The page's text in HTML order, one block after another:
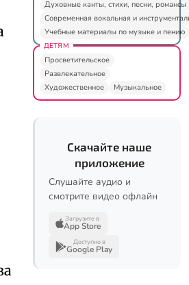
Духовные канты, стихи, песни, романсы
Современная вокальная и
Учебные материалы по музыке и пению
ДЕТЯМ
Просветительское
Развлекательное
Художественное
Музыкальное
Скачайте наше
приложение
Слушайте аудио и
смотрите видео офлайн
Загрузите в
App Store
Доступно в
Google Play